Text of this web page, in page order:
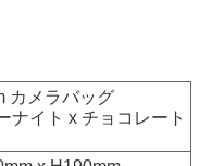
カメラバッグ
イト x チョコレート